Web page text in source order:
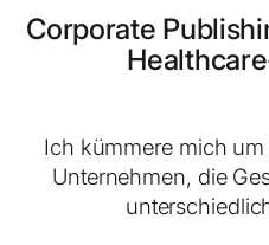
Corporate
Ich kümmere mich
Unternehmen, die